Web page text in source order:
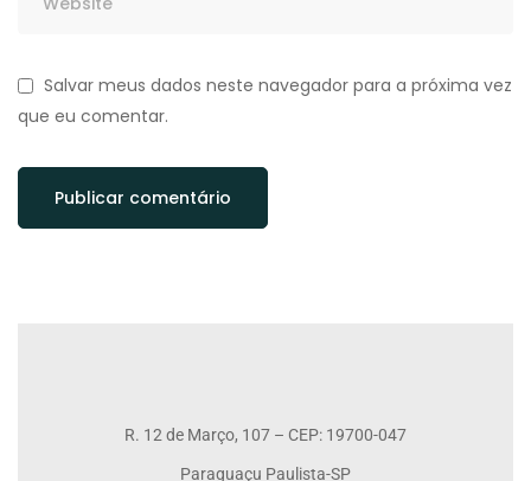
Salvar meus dados neste navegador para a próxima vez
que eu comentar.
R. 12 de Março, 107 – CEP: 19700-047
Paraguaçu Paulista-SP